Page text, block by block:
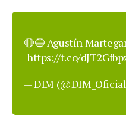
🔴🔵 Agustín
https://t.co/
— DIM